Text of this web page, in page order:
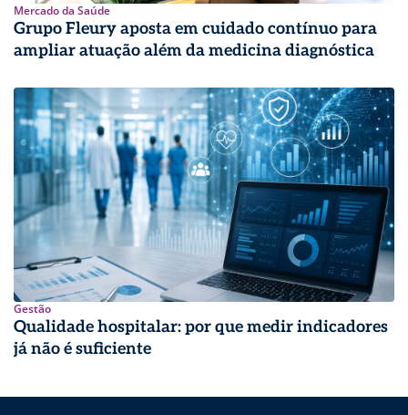
Mercado da Saúde
Grupo Fleury aposta em cuidado contínuo para
ampliar atuação além da medicina diagnóstica
Gestão
Qualidade hospitalar: por que medir indicadores
já não é suficiente